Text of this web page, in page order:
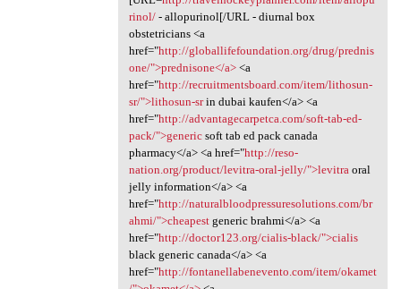
rinol/- allopurinol[/URL - diurnal box
obstetricians <a
href="http://globallifefoundation.org/drug/prednis
one/">prednisone</a><a
href="http://recruitmentsboard.com/item/lithosun-
sr/">lithosun-srin dubai kaufen</a> <a
href="http://advantagecarpetca.com/soft-tab-ed-
pack/">genericsoft tab ed pack canada
pharmacy</a> <a href="http://reso-
nation.org/product/levitra-oral-jelly/">levitraoral
jelly information</a> <a
href="http://naturalbloodpressuresolutions.com/br
ahmi/">cheapestgeneric brahmi</a> <a
href="http://doctor123.org/cialis-black/">cialis
black generic canada</a> <a
href="http://fontanellabenevento.com/item/okamet